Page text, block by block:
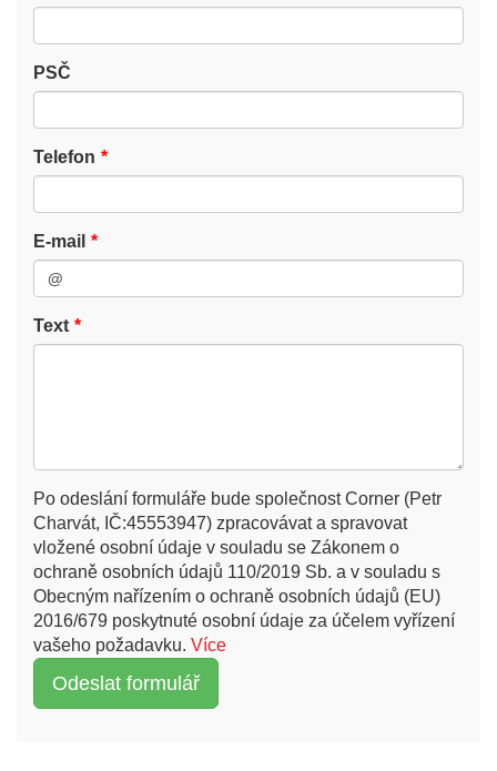
PSČ
Telefon
E-mail
Text
Po odeslání formuláře bude společnost Corner (Petr
Charvát, IČ:45553947) zpracovávat a spravovat
vložené osobní údaje v souladu se Zákonem o
ochraně osobních údajů 110/2019 Sb. a v souladu s
Obecným nařízením o ochraně osobních údajů (EU)
2016/679 poskytnuté osobní údaje za účelem vyřízení
vašeho požadavku. Více